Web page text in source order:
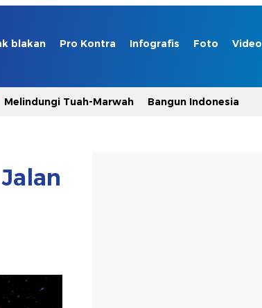
blakan Pro Kontra Infografis Foto Video
Melindungi Tuah-Marwah Bangun Indonesia